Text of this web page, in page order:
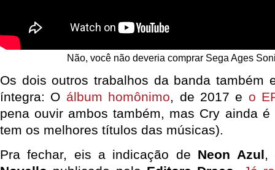
Não, você não deveria comprar Sega Ages
Os dois outros trabalhos da banda também
íntegra: O álbum homônimo, de 2017 e o
pena ouvir ambos também, mas Cry ainda
tem os melhores títulos das músicas).
Pra fechar, eis a indicação de Neon Azul,